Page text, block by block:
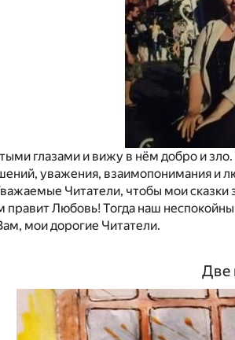
глазами и вижу в нём добро и
уважения, взаимопонимания
Читатели, чтобы мои сказки
правит Любовь! Тогда наш
мои дорогие Читатели.
Две